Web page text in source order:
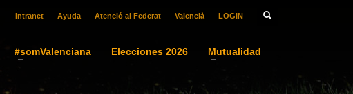
Intranet Ayuda Atenció al Federat Valencià LOGIN
#somValenciana Elecciones 2026
Mutualidad